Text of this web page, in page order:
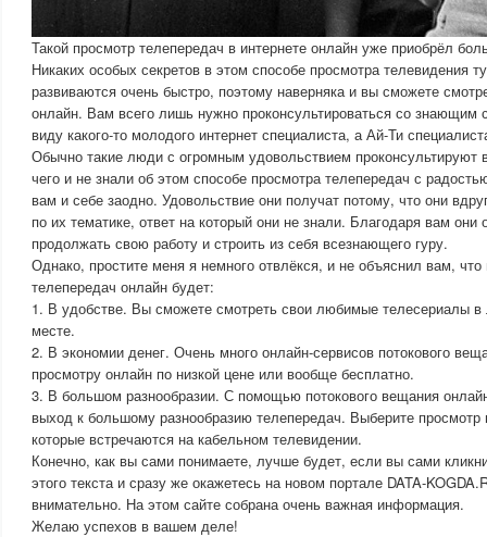
Такой просмотр телепередач в интернете онлайн уже приобрёл
Никаких особых секретов в этом способе просмотра телевидения
развиваются очень быстро, поэтому наверняка и вы сможете
онлайн. Вам всего лишь нужно проконсультироваться со
виду какого-то молодого интернет специалиста, а Ай-Ти
Обычно такие люди с огромным удовольствием проконсультируют
чего и не знали об этом способе просмотра телепередач с
вам и себе заодно. Удовольствие они получат потому, что они
по их тематике, ответ на который они не знали. Благодаря вам они
продолжать свою работу и строить из себя всезнающего гуру.
Однако, простите меня я немного отвлёкся, и не объяснил вам,
телепередач онлайн будет:
1. В удобстве. Вы сможете смотреть свои любимые телесериалы
месте.
2. В экономии денег. Очень много онлайн-сервисов потокового
просмотру онлайн по низкой цене или вообще бесплатно.
3. В большом разнообразии. С помощью потокового вещания
выход к большому разнообразию телепередач. Выберите просмотр
которые встречаются на кабельном телевидении.
Конечно, как вы сами понимаете, лучше будет, если вы сами
этого текста и сразу же окажетесь на новом портале DATA-
внимательно. На этом сайте собрана очень важная информация.
Желаю успехов в вашем деле!